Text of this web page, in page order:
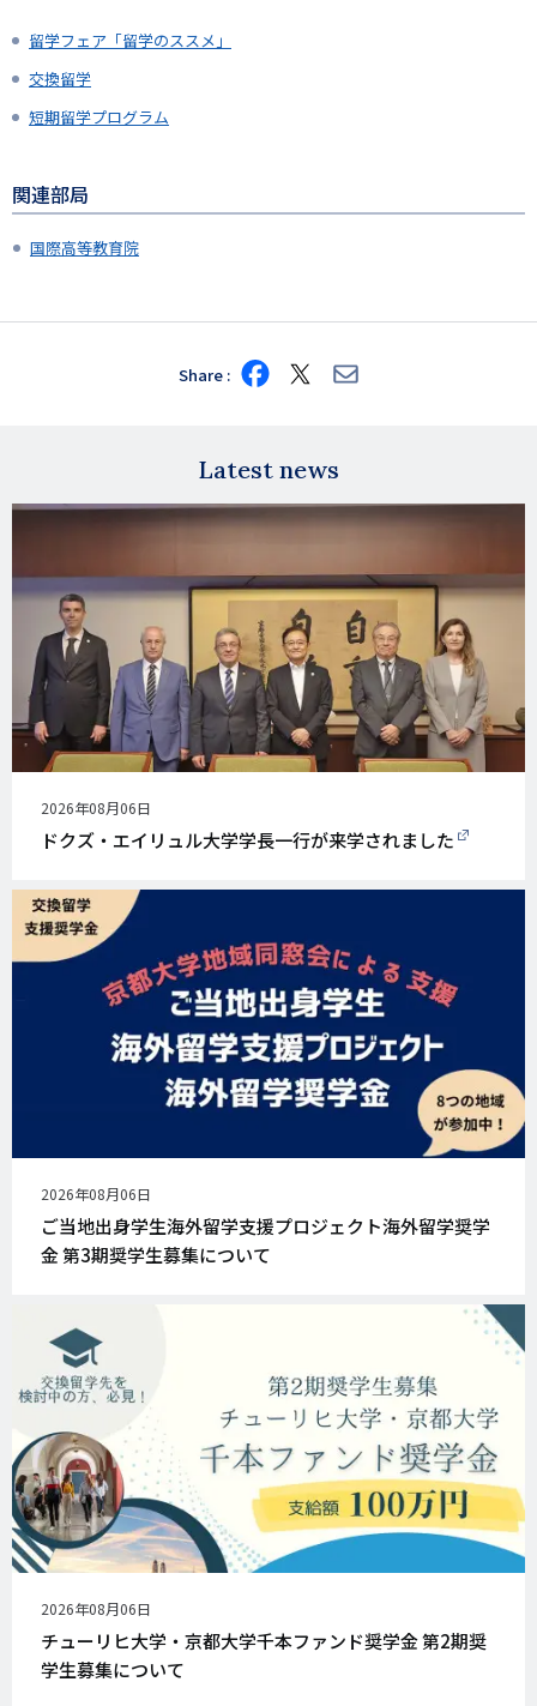
留学フェア「留学のススメ」
交換留学
短期留学プログラム
関連部局
国際高等教育院
Share Share
on
Share
on
Share
via
Latest news
公
開
日
2026年08月06日
ドクズ・エイリュル大学学長一行が来学されました
公
開
日
2026年08月06日
ご当地出身学生海外留学支援プロジェクト海外留学奨学
金 第3期奨学生募集について
公
開
日
2026年08月06日
チューリヒ大学・京都大学千本ファンド奨学金 第2期奨
学生募集について